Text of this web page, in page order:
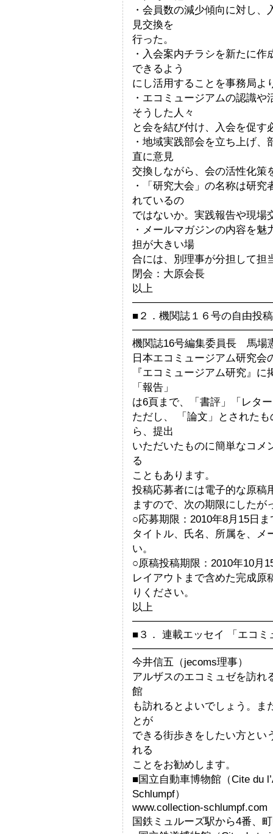
・会員数の減少傾向に対し
見交換を
行った。
・入会案内チラシを新たに
できるよう
にし活用することを事務局よ
・エコミュージアムの認識
そうした人々
と会を結び付け、入会を促す
・地域実践部会を立ち上げ
直に意見
交換しながら、会の活性化策
・「研究大会」の名称は研
れているの
ではないか。実践報告や現場
・メールマガジンの内容を
担が大きい場
合には、別理事が分担して担
閉会：大原会長
以上
■２．機関誌１６号の自由投
機関誌16号編集委員長 馬場
日本エコミュージアム研究
『エコミュージアム研究』
「報告」
は6頁まで、「書評」「レタ
ただし、 「論文」とされた
ら、提出
いただいたものに簡単なコメ
る
こともあります。
投稿応募者には電子的な原稿
ますので、次の期限にしたが
○応募期限：2010年8月15日ま
タイトル、氏名、所属を、メ
い。
○原稿投稿期限：2010年10月
レイアウトまで含めた完成原
りください。
以上
■３． 連載エッセイ 「エコ
今井信五（jecoms理事）
アルザスのエコミュゼを訪れ
館
も訪れるとよいでしょう。
とが
できる街歩きをしたい方とい
れる
ことをお勧めします。
■国立自動車博物館（Cite du
Schlumpf）
www.collection-schlumpf.com
国鉄ミュルーズ駅から4番、